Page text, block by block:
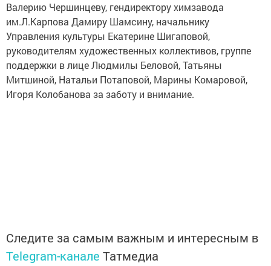
Валерию Чершинцеву, гендиректору химзавода
им.Л.Карпова Дамиру Шамсину, начальнику
Управления культуры Екатерине Шигаповой,
руководителям художественных коллективов, группе
поддержки в лице Людмилы Беловой, Татьяны
Митшиной, Натальи Потаповой, Марины Комаровой,
Игоря Колобанова за заботу и внимание.
Следите за самым важным и интересным в
Telegram-канале Татмедиа